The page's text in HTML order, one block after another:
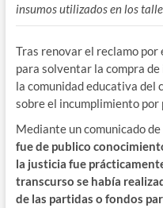
insumos utilizados en los
Tras renovar el reclamo por
para solventar la compra
la comunidad educativa del
sobre el incumplimiento
Mediante un comunicado
fue de publico
la justicia fue
transcurso se había
de las partidas o fondos